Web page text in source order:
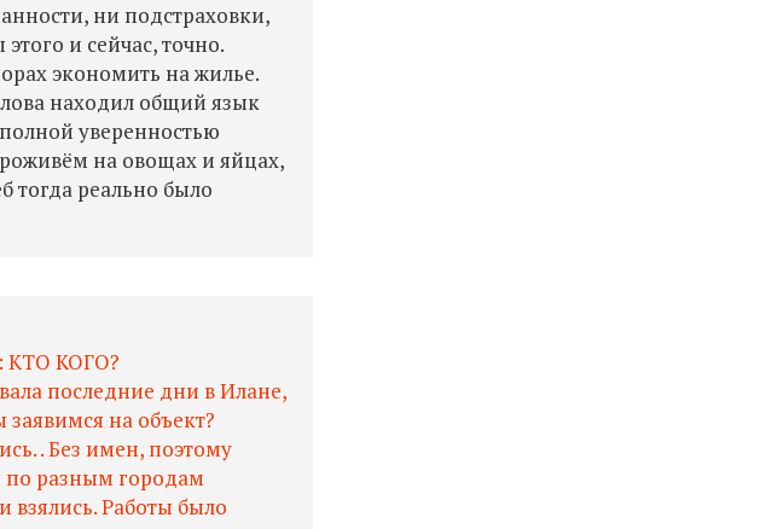
ни подстраховки,
и сейчас, точно.
экономить на жилье.
находил общий язык
уверенностью
на овощах и яйцах,
тогда реально было
КОГО?
последние дни в Илане,
на объект?
. Без имен, поэтому
по разным городам
Работы было